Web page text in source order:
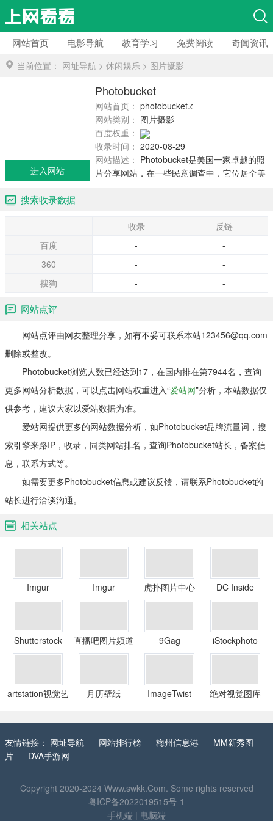
网站首页 电影导航 教育学习 免费阅读 奇闻资讯
当前位置： 网址导航 > 休闲娱乐 > 图片摄影
Photobucket
网站首页： photobucket.com
网站类别： 图片摄影
百度权重：
收录时间： 2020-08-29
网站描述： Photobucket是美国一家卓越的照
片分享网站，在一些民意调查中，它位居全美
进入网站
搜索收录数据
收录
反链
百度
-
-
360
-
-
搜狗
- -
网站点评
网站点评由网友整理分享，如有不妥可联系本站123456@qq.com
删除或整改。
Photobucket浏览人数已经达到17，在国内排在第7944名，查询
更多网站分析数据，可以点击网站权重进入“爱站网”分析，本站数据仅
供参考，建议大家以爱站数据为准。
爱站网提供更多的网站数据分析，如Photobucket品牌流量词，搜
索引擎来路IP，收录，同类网站排名，查询Photobucket站长，备案信
息，联系方式等。
如需要更多Photobucket信息或建议反馈，请联系Photobucket的
站长进行洽谈沟通。
相关站点
Imgur Imgur 虎扑图片中心 DC Inside
Shutterstock 直播吧图片频道 9Gag iStockphoto
artstation视觉艺
月历壁纸 ImageTwist 绝对视觉图库
友情链接： 网址导航 网站排行榜 梅州信息港
MM新秀图
片
DVA手游网
Copyright 2020-2024 Www.swkk.Com. Some rights reserved
粤ICP备2022019515号-1
手机端 | 电脑端